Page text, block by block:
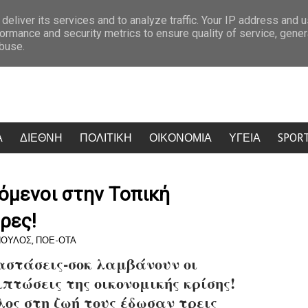
του αιγιαλού Στην Κεφαλονιά η Άννα Βίσση: Ο ενθουσιασμός
ΔΙΕΘΝΗ ΠΟΛΙΤΙΚΗ ΟΙΚΟΝΟΜΙΑ ΥΓΕΙΑ
στην Τοπική
, ΠΟΕ-ΟΤΑ
σοκ λαμβάνουν οι
της οικονομικής κρίσης!
στη ζωή τους έδωσαν τρεις
its services and to analyze traffic. Your IP address and
and security metrics to ensure quality of service,